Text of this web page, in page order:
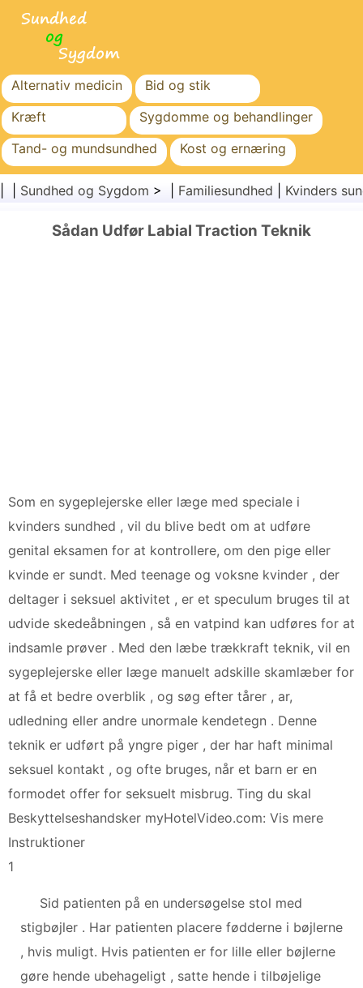
Alternativ medicin
Bid og stik
Kræft
Sygdomme og behandlinger
Tand- og mundsundhed
Kost og ernæring
Familiesundhed
Sundhedssektoren
Sundhed og Sygdom > | Familiesundhed Kvinders
Sådan Udfør Labial Traction Teknik
Som en sygeplejerske eller læge med speciale i
kvinders sundhed , vil du blive bedt om at udføre
genital eksamen for at kontrollere, om den pige eller
kvinde er sundt. Med teenage og voksne kvinder , der
deltager i seksuel aktivitet , er et speculum bruges til at
udvide skedeåbningen , så en vatpind kan udføres for at
indsamle prøver . Med den læbe trækkraft teknik, vil en
sygeplejerske eller læge manuelt adskille skamlæber for
at få et bedre overblik , og søg efter tårer , ar,
udledning eller andre unormale kendetegn . Denne
teknik er udført på yngre piger , der har haft minimal
seksuel kontakt , og ofte bruges, når et barn er en
formodet offer for seksuelt misbrug. Ting du skal
Beskyttelseshandsker myHotelVideo.com: Vis mere
Instruktioner
1
Sid patienten på en undersøgelse stol med
stigbøjler . Har patienten placere fødderne i bøjlerne
, hvis muligt. Hvis patienten er for lille eller bøjlerne
gøre hende ubehageligt , satte hende i tilbøjelige